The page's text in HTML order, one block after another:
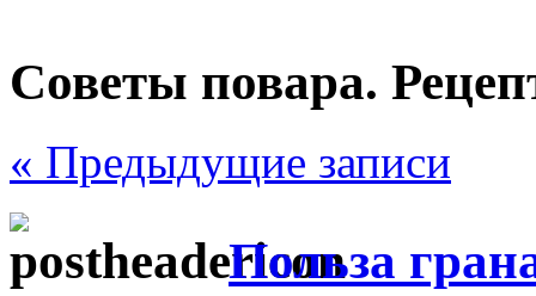
Советы повара.
« Предыдущие записи
Польза